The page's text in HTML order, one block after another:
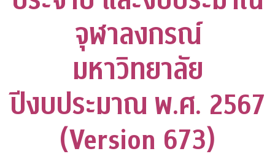
จุฬาลงกรณ์
มหาวิทยาลัย
ปีงบประมาณ พ.ศ. 2567
(Version 673)